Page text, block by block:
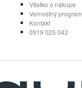
Všetko o nákupe
Vernostný program
Kontakt
0919 025 042